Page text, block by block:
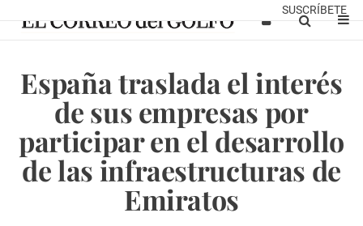
SUSCRÍBETE
España traslada el interés
de sus empresas por
participar en el desarrollo
de las infraestructuras de
Emiratos